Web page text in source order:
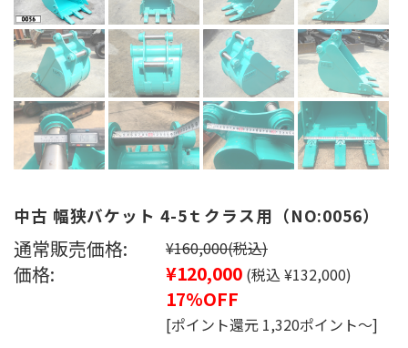
中古 幅狭バケット 4-5ｔクラス用（NO:0056）
通常販売価格: ¥160,000(税込)
価格: ¥120,000 (税込 ¥132,000)
17%OFF
[ポイント還元 1,320ポイント～]